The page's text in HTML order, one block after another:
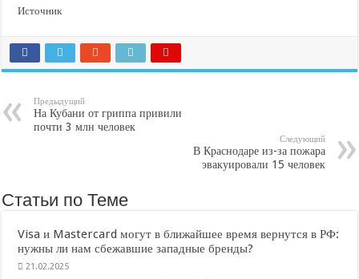
Источник
Предыдущий
На Кубани от гриппа привили
почти 3 млн человек
Следующий
В Краснодаре из-за пожара
эвакуировали 15 человек
Статьи по Теме
Visa и Mastercard могут в ближайшее время вернутся в РФ:
нужны ли нам сбежавшие западные бренды?
21.02.2025